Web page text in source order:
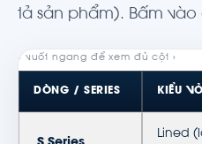
tả sản phẩm). Bấm
DÒNG / SERIES KIỂU
Lined